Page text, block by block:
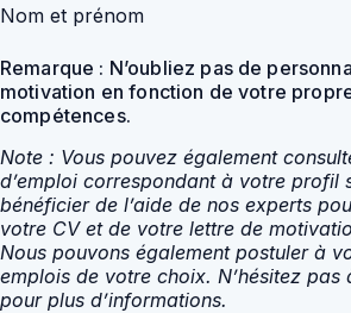
Nom et prénom
Remarque : N’oubliez pas de
motivation en fonction de votre
compétences.
Note : Vous pouvez également
d’emploi correspondant à votre profil
bénéficier de l’aide de nos experts
votre CV et de votre lettre de
Nous pouvons également postuler à
emplois de votre choix. N’hésitez pas
pour plus d’informations.